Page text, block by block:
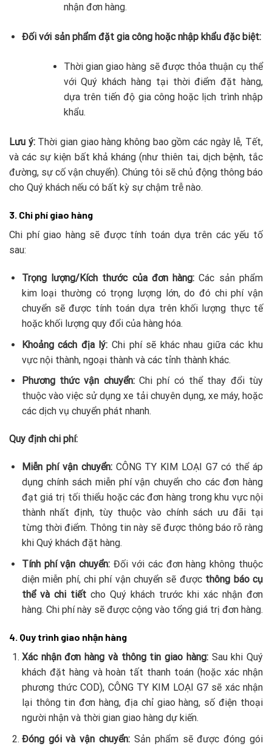
nhận đơn hàng.
Đối với sản phẩm đặt gia công hoặc nhập khẩu đặc biệt:
Thời gian giao hàng sẽ được thỏa thuận cụ thể
với Quý khách hàng tại thời điểm đặt hàng,
dựa trên tiến độ gia công hoặc lịch trình nhập
khẩu.
Lưu ý:Thời gian giao hàng không bao gồm các ngày lễ, Tết,
và các sự kiện bất khả kháng (như thiên tai, dịch bệnh, tắc
đường, sự cố vận chuyển). Chúng tôi sẽ chủ động thông báo
cho Quý khách nếu có bất kỳ sự chậm trễ nào.
3. Chi phí giao hàng
Chi phí giao hàng sẽ được tính toán dựa trên các yếu tố
sau:
Trọng lượng/Kích thước của đơn hàng: Các sản phẩm
kim loại thường có trọng lượng lớn, do đó chi phí vận
chuyển sẽ được tính toán dựa trên khối lượng thực tế
hoặc khối lượng quy đổi của hàng hóa.
Khoảng cách địa lý: Chi phí sẽ khác nhau giữa các khu
vực nội thành, ngoại thành và các tỉnh thành khác.
Phương thức vận chuyển:Chi phí có thể thay đổi tùy
thuộc vào việc sử dụng xe tải chuyên dụng, xe máy, hoặc
các dịch vụ chuyển phát nhanh.
Quy định chi phí:
Miễn phí vận chuyển:CÔNG TY KIM LOẠI G7 có thể áp
dụng chính sách miễn phí vận chuyển cho các đơn hàng
đạt giá trị tối thiểu hoặc các đơn hàng trong khu vực nội
thành nhất định, tùy thuộc vào chính sách ưu đãi tại
từng thời điểm. Thông tin này sẽ được thông báo rõ ràng
khi Quý khách đặt hàng.
Tính phí vận chuyển: Đối với các đơn hàng không thuộc
diện miễn phí, chi phí vận chuyển sẽ được thông báo cụ
thể và chi tiếtcho Quý khách trước khi xác nhận đơn
hàng. Chi phí này sẽ được cộng vào tổng giá trị đơn hàng.
4. Quy trình giao nhận hàng
Xác nhận đơn hàng và thông tin giao hàng:Sau khi Quý
khách đặt hàng và hoàn tất thanh toán (hoặc xác nhận
phương thức COD), CÔNG TY KIM LOẠI G7 sẽ xác nhận
lại thông tin đơn hàng, địa chỉ giao hàng, số điện thoại
người nhận và thời gian giao hàng dự kiến.
Đóng gói và vận chuyển: Sản phẩm sẽ được đóng gói